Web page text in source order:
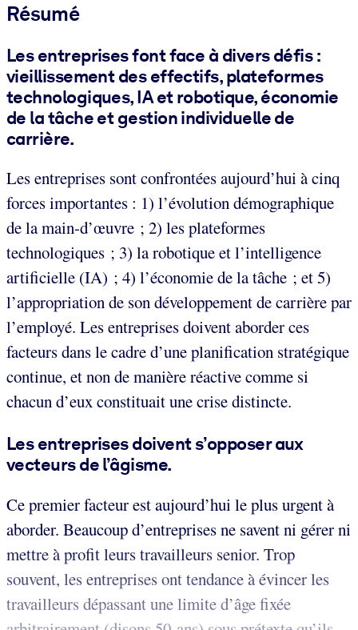
Résumé
Les entreprises font face à divers défis :
vieillissement des effectifs, plateformes
technologiques, IA et robotique, économie
de la tâche et gestion individuelle de
carrière.
Les entreprises sont confrontées aujourd’hui à cinq
forces importantes : 1) l’évolution démographique
de la main-d’œuvre ; 2) les plateformes
technologiques ; 3) la robotique et l’intelligence
artificielle (IA) ; 4) l’économie de la tâche ; et 5)
l’appropriation de son développement de carrière par
l’employé. Les entreprises doivent aborder ces
facteurs dans le cadre d’une planification stratégique
continue, et non de manière réactive comme si
chacun d’eux constituait une crise distincte.
Les entreprises doivent s’opposer aux
vecteurs de l’âgisme.
Ce premier facteur est aujourd’hui le plus urgent à
aborder. Beaucoup d’entreprises ne savent ni gérer ni
mettre à profit leurs travailleurs senior. Trop
souvent, les entreprises ont tendance à évincer les
travailleurs dépassant une limite d’âge fixée